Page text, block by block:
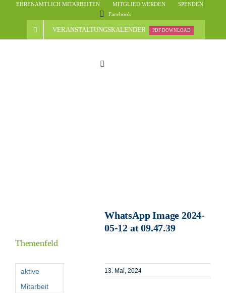
EHRENAMTLICH MITARBEITEN MITGLIED WERDEN
SPENDEN
Facebook
VERANSTALTUNGSKALENDER PDF DOWNLOAD
Toggle
Informationen
WhatsApp Image 2024-
05-12 at 09.47.39
13. Mai, 2024
Themenfeld
aktive
Mitarbeit